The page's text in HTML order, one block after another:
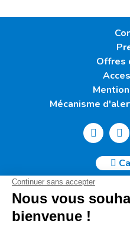
Offres
Mécanisme